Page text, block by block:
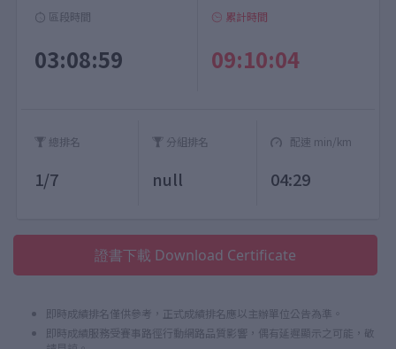
區段時間
03:08:59
累計時間
09:10:04
總排名
1/7
分組排名
null
配速 min/km
04:29
證書下載 Download Certificate
即時成績排名僅供參考，正式成績排名應以主辦單位公告為準。
即時成績服務受賽事路徑行動網路品質影響，偶有延遲顯示之可能，敬